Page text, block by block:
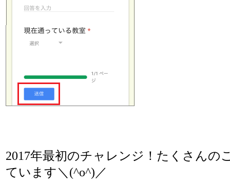
2017年最初のチャレンジ！たくさんの
ています＼(^o^)／